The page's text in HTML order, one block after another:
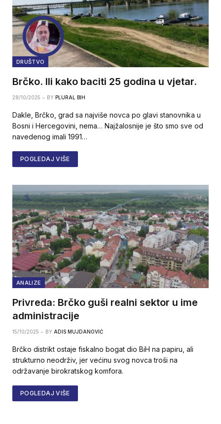
DRUŠTVO
Brčko. Ili kako baciti 25 godina u vjetar.
28/10/2025 BY PLURAL BIH
Dakle, Brčko, grad sa najviše novca po glavi stanovnika u
Bosni i Hercegovini, nema… Najžalosnije je što smo sve od
navedenog imali 1991…
POGLEDAJ VIŠE
ANALIZE
Privreda: Brčko guši realni sektor u ime
administracije
15/10/2025 BY ADIS MUJDANOVIĆ
Brčko distrikt ostaje fiskalno bogat dio BiH na papiru, ali
strukturno neodrživ, jer većinu svog novca troši na
održavanje birokratskog komfora.
POGLEDAJ VIŠE